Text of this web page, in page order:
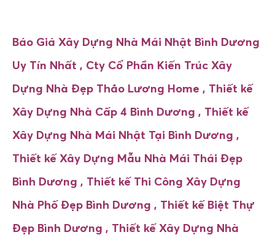
Báo Giá Xây Dựng Nhà Mái Nhật Bình Dương
Uy Tín Nhất , Cty Cổ Phần Kiến Trúc Xây
Dựng Nhà Đẹp Thảo Lương Home , Thiết kế
Xây Dựng Nhà Cấp 4 Bình Dương , Thiết kế
Xây Dựng Nhà Mái Nhật Tại Bình Dương ,
Thiết kếXây Dựng Mẫu Nhà Mái Thái Đẹp
Bình Dương , Thiết kếThi Công Xây Dựng
Nhà Phố Đẹp Bình Dương , Thiết kế Biệt Thự
Đẹp Bình Dương , Thiết kếXây Dựng Nhà